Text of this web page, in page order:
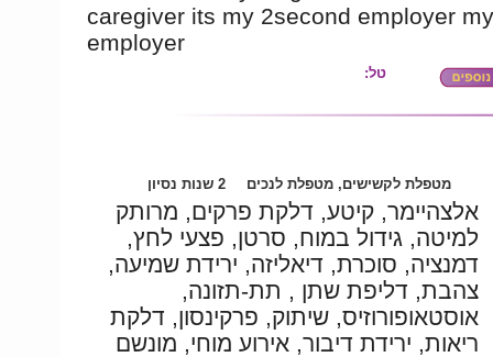
caregiver its my 2second employer
employer
טל:
מטפלת לקשישים, מטפלת לנכים 2 שנות נסיון
אלצהיימר, קיטע, דלקת פרקים, מרותק
למיטה, גידול במוח, סרטן, פצעי לחץ,
דמנציה, סוכרת, דיאליזה, ירידת שמיעה,
צהבת, דליפת שתן , תת-תזונה,
אוסטאופורוזיס, שיתוק, פרקינסון, דלקת
ריאות, ירידת דיבור, אירוע מוחי, מונשם